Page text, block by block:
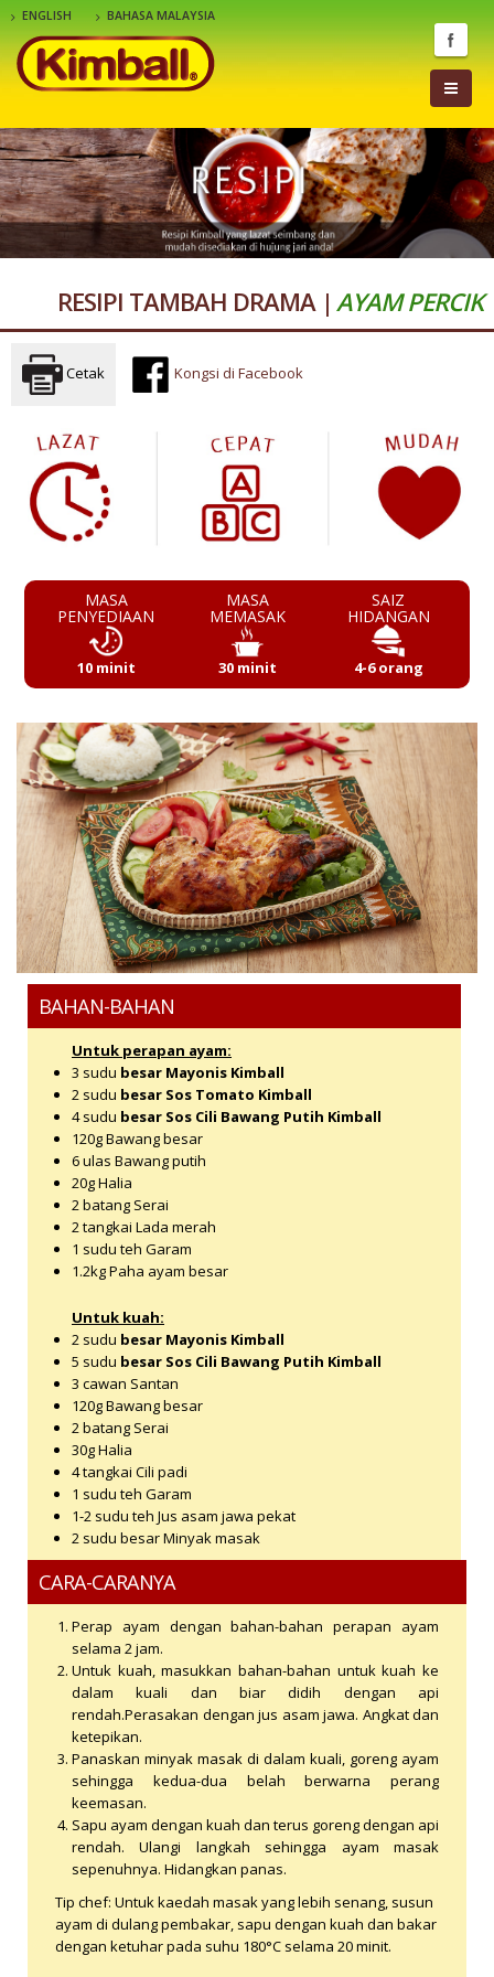
ENGLISH BAHASA MALAYSIA
RESIPI TAMBAH DRAMA | AYAM PERCIK
Cetak Kongsi di Facebook
MASA
PENYEDIAAN
10 minit
MASA
MEMASAK
30 minit
SAIZ
HIDANGAN
4-6 orang
BAHAN-BAHAN
Untuk perapan ayam:
3 sudu besar Mayonis Kimball
2 sudu besar Sos Tomato Kimball
4 sudu besar Sos Cili Bawang Putih Kimball
120g Bawang besar
6 ulas Bawang putih
20g Halia
2 batang Serai
2 tangkai Lada merah
1 sudu teh Garam
1.2kg Paha ayam besar
Untuk kuah:
2 sudu besar Mayonis Kimball
5 sudu besar Sos Cili Bawang Putih Kimball
3 cawan Santan
120g Bawang besar
2 batang Serai
30g Halia
4 tangkai Cili padi
1 sudu teh Garam
1-2 sudu teh Jus asam jawa pekat
2 sudu besar Minyak masak
CARA-CARANYA
Perap ayam dengan bahan-bahan perapan ayam
selama 2 jam.
Untuk kuah, masukkan bahan-bahan untuk kuah ke
dalam kuali dan biar didih dengan api
rendah.Perasakan dengan jus asam jawa. Angkat dan
ketepikan.
Panaskan minyak masak di dalam kuali, goreng ayam
sehingga kedua-dua belah berwarna perang
keemasan.
Sapu ayam dengan kuah dan terus goreng dengan api
rendah. Ulangi langkah sehingga ayam masak
sepenuhnya. Hidangkan panas.
Tip chef: Untuk kaedah masak yang lebih senang, susun
ayam di dulang pembakar, sapu dengan kuah dan bakar
dengan ketuhar pada suhu 180°C selama 20 minit.